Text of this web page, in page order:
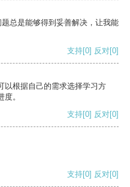
总是能够得到妥善解决，让我能
支持[0] 反对[0]
以根据自己的需求选择学习方
。
支持[0] 反对[0]
支持[0] 反对[0]